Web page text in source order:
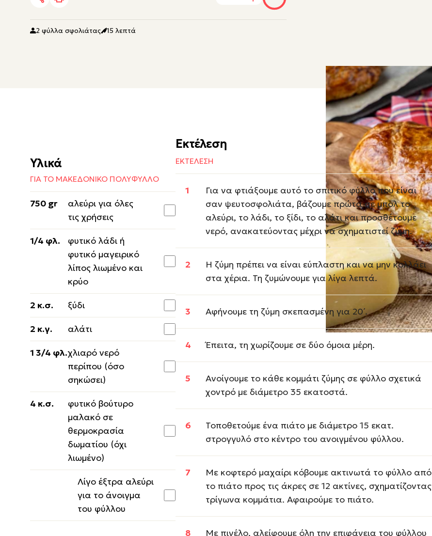
2 φύλλα σφολιάτας 15 λεπτά
Υλικά
ΓΙΑ ΤΟ ΜΑΚΕΔΟΝΙΚΟ ΠΟΛΥΦΥΛΛΟ
750 gr
αλεύρι για όλες
τις χρήσεις
1/4 φλ.
φυτικό λάδι ή
φυτικό μαγειρικό
λίπος λιωμένο και
κρύο
2 κ.σ. ξύδι
2 κ.γ. αλάτι
1 3/4 φλ.χλιαρό νερό
περίπου (όσο
σηκώσει)
4 κ.σ.
φυτικό βούτυρο
μαλακό σε
θερμοκρασία
δωματίου (όχι
λιωμένο)
Λίγο έξτρα αλεύρι
για το άνοιγμα
του φύλλου
Εκτέλεση
ΕΚΤΕΛΕΣΗ
Για να φτιάξουμε αυτό το σπιτικό φύλλο που είναι
σαν ψευτοσφολιάτα, βάζουμε πρώτα σε μπολ το
αλεύρι, το λάδι, το ξίδι, το αλάτι και προσθέτουμε
νερό, ανακατεύοντας μέχρι να σχηματιστεί ζύμη.
Η ζύμη πρέπει να είναι εύπλαστη και να μην κολλάει
στα χέρια. Τη ζυμώνουμε για λίγα λεπτά.
Αφήνουμε τη ζύμη σκεπασμένη για 20΄.
Έπειτα, τη χωρίζουμε σε δύο όμοια μέρη.
Ανοίγουμε το κάθε κομμάτι ζύμης σε φύλλο σχετικά
χοντρό με διάμετρο 35 εκατοστά.
Τοποθετούμε ένα πιάτο με διάμετρο 15 εκατ.
στρογγυλό στο κέντρο του ανοιγμένου φύλλου.
Με κοφτερό μαχαίρι κόβουμε ακτινωτά το φύλλο από
το πιάτο προς τις άκρες σε 12 ακτίνες, σχηματίζοντας
τρίγωνα κομμάτια. Αφαιρούμε το πιάτο.
Με πινέλο, αλείφουμε όλη την επιφάνεια του φύλλου